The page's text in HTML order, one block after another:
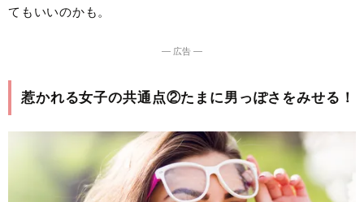
てもいいのかも。
― 広告 ―
惹かれる女子の共通点②たまに男っぽさをみせる！